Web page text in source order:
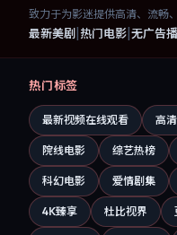
致力于为影迷提供高清、流畅
最新美剧 |热门电影|无广告
热门标签
最新视频在线观看 高
院线电影 综艺热榜
科幻电影 爱情剧集
4K臻享 杜比视界